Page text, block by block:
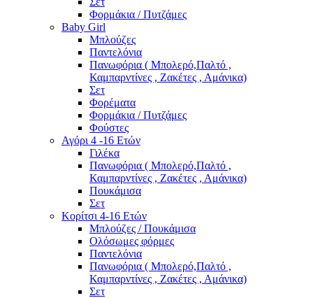
Φορμάκια / Πυτζάμες
Baby Girl
Μπλούζες
Παντελόνια
Πανωφόρια ( Μπολερό,Παλτό ,
Καμπαρντίνες , Ζακέτες , Αμάνικα)
Σετ
Φορέματα
Φορμάκια / Πυτζάμες
Φούστες
Αγόρι 4 -16 Ετών
Γιλέκα
Πανωφόρια ( Μπολερό,Παλτό ,
Καμπαρντίνες , Ζακέτες , Αμάνικα)
Πουκάμισα
Σετ
Κορίτσι 4-16 Ετών
Μπλούζες / Πουκάμισα
Ολόσωμες φόρμες
Παντελόνια
Πανωφόρια ( Μπολερό,Παλτό ,
Καμπαρντίνες , Ζακέτες , Αμάνικα)
Σετ